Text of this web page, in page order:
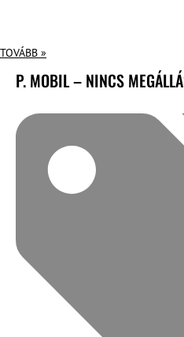
TOVÁBB »
P. MOBIL – NINCS